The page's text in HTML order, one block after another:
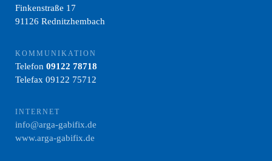
Finkenstraße 17
91126 Rednitzhembach
KOMMUNIKATION
Telefon 09122 78718
Telefax 09122 75712
INTERNET
info@arga-gabifix.de
www.arga-gabifix.de